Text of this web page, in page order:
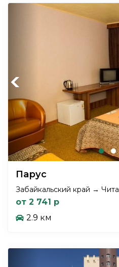
Previous
Парус
Забайкальский край → Чита
от 2 741 р
2.9 км